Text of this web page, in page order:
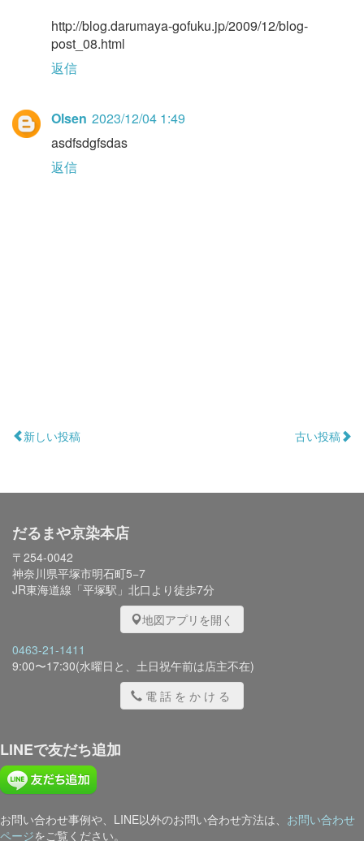
http://blog.darumaya-gofuku.jp/2009/12/blog-
post_08.html
返信
Olsen 2023/12/04 1:49
asdfsdgfsdas
返信
新しい投稿 古い投稿
だるまや京染本店
〒254-0042
神奈川県平塚市明石町5−7
JR東海道線「平塚駅」北口より徒歩7分
地図アプリを開く
0463-21-1411
9:00〜17:30(水曜日と、土日祝午前は店主不在)
電話をかける
LINEで友だち追加
お問い合わせ事例や、LINE以外のお問い合わせ方法は、 お問い合わせ
ページをご覧ください。